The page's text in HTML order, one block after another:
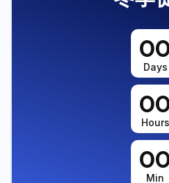
Days
Hours
Min